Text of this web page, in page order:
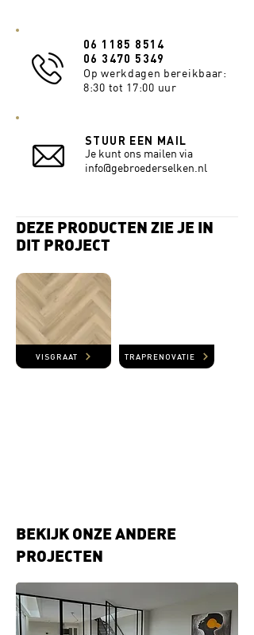
06 1185 8514
06 3470 5349
Op werkdagen bereikbaar:
8:30 tot 17:00 uur
STUUR EEN MAIL
Je kunt ons mailen via
info@gebroederselken.nl
DEZE PRODUCTEN ZIE JE IN
DIT PROJECT
VISGRAAT TRAPRENOVATIE
BEKIJK ONZE ANDERE
PROJECTEN